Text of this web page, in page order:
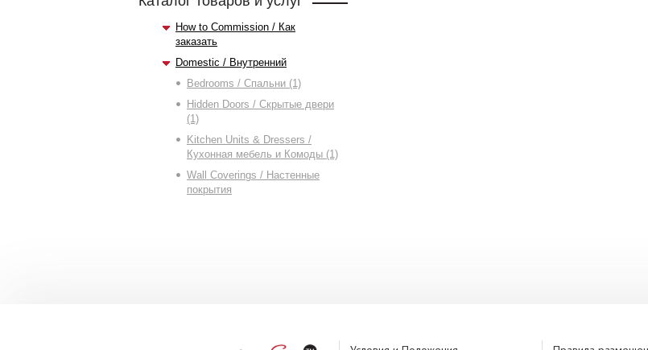
How to Commission / Как
заказать
Domestic / Внутренний
Bedrooms / Спальни (1)
Hidden Doors / Скрытые двери
(1)
Kitchen Units & Dressers /
Кухонная мебель и Комоды (1)
Wall Coverings / Настенные
покрытия